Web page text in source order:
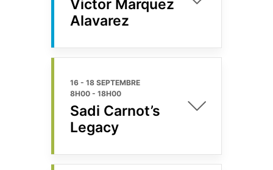
Victor Marquez
Alavarez
16 - 18 SEPTEMBRE
8H00 - 18H00
Sadi Carnot’s
Legacy